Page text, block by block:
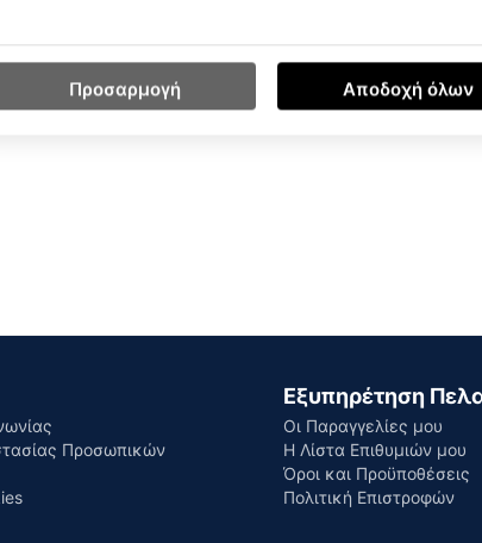
Προσωπικών
Εξυπηρέτηση
Οι Παραγγελίες μου
Η Λίστα Επιθυμιών μου
Όροι και Προϋποθέσεις
Πολιτική Επιστροφών
Προσαρμογή Αποδοχή όλων